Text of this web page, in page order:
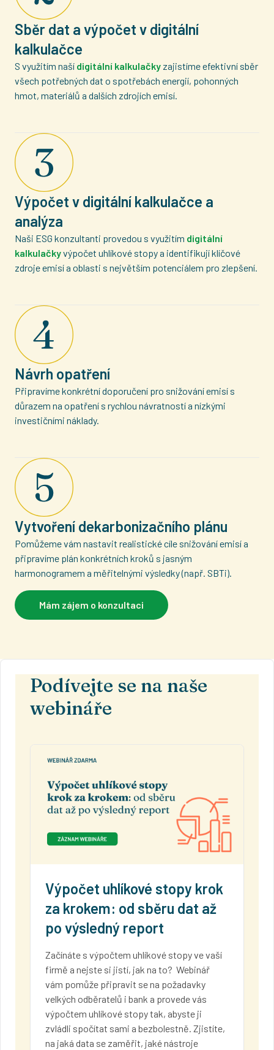
Sběr dat a výpočet v digitální
kalkulačce
S využitím naší digitální kalkulačky zajistíme efektivní sběr
všech potřebných dat o spotřebách energií, pohonných
hmot, materiálů a dalších zdrojích emisí.
Výpočet v digitální kalkulačce a
analýza
Naši ESG konzultanti provedou s využitím digitální
kalkulačkyvýpočet uhlíkové stopy a identifikují klíčové
zdroje emisí a oblasti s největším potenciálem pro zlepšení.
Návrh opatření
Připravíme konkrétní doporučení pro snižování emisí s
důrazem na opatření s rychlou návratností a nízkými
investičními náklady.
Vytvoření dekarbonizačního plánu
Pomůžeme vám nastavit realistické cíle snižování emisí a
připravíme plán konkrétních kroků s jasným
harmonogramem a měřitelnými výsledky (např. SBTi).
Mám zájem o konzultaci
Podívejte se na naše
webináře
Výpočet uhlíkové stopy krok
za krokem: od sběru dat až
po výsledný report
Začínáte s výpočtem uhlíkové stopy ve vaší
firmě a nejste si jistí, jak na to? Webinář
vám pomůže připravit se na požadavky
velkých odběratelů i bank a provede vás
výpočtem uhlíkové stopy tak, abyste ji
zvládli spočítat sami a bezbolestně. Zjistíte,
na jaká data se zaměřit, jaké nástroje